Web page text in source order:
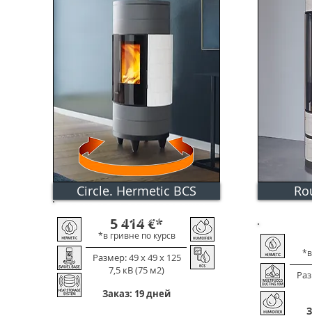
5 414€*
*в гривне по курсв
Размер: 49 х 49 х 125
7,5 кВ (75 м2)
Заказ: 19 дней
Circle. Hermetic BCS
электронное управление
горения